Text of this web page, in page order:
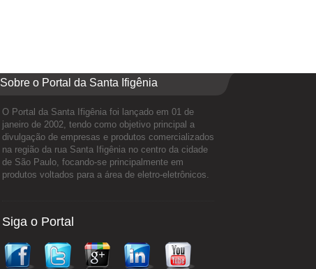
Sobre o Portal da Santa Ifigênia
O Portal da Santa Ifigênia foi lançado em 01 de
janeiro de 2002, tendo como objetivo principal a
divulgação de empresas e produtos comercializados
na região da rua Santa Ifigênia no centro da cidade
de São Paulo, focando-se principalmente em
produtos voltados para a área de eletro-eletrônicos.
Siga o Portal